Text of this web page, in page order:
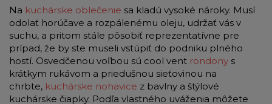
Na kuchárske oblečenie sa kladú vysoké nároky. Musí
odolať horúčave a rozpálenému oleju, udržať vás v
suchu, a pritom stále pôsobiť reprezentatívne pre
prípad, že by ste museli vstúpiť do podniku plného
hostí. Osvedčenou voľbou sú cool vent rondony s
krátkym rukávom a priedušnou sieťovinou na
chrbte, kuchárske nohavice z bavlny a štýlové
kuchárske čiapky. Podľa vlastného uváženia môžete